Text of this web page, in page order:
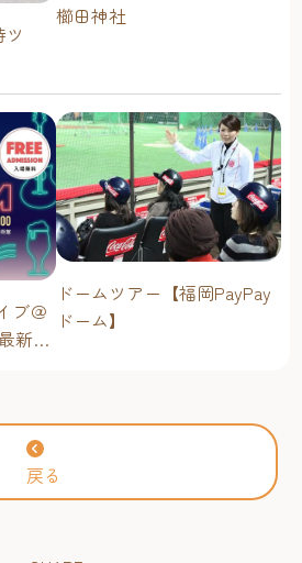
櫛田神社
ブ＠
新イ
ドームツアー【福岡PayPay
ドーム】
戻る